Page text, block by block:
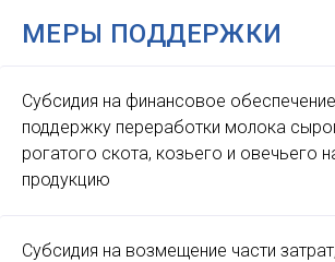
МЕРЫ ПОДДЕРЖКИ
Субсидия на финансовое
поддержку переработки молока
рогатого скота, козьего и овечьего
продукцию
Субсидия на возмещение части